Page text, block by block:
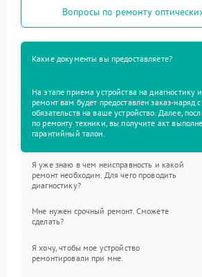
Вопросы по ремонту
Какие документы вы предоставляете?
На этапе приема устройства на диагностику
ремонт вам будет предоставлен заказ-наряд
обязательств на ваше устройство. Далее,
по ремонту техники, вы получите акт
гарантийный талон.
Я уже знаю в чем неисправность и какой
ремонт необходим. Для чего проводить
диагностику?
Мне нужен срочный ремонт. Сможете
сделать?
Я хочу, чтобы мое устройство
ремонтировали при мне.